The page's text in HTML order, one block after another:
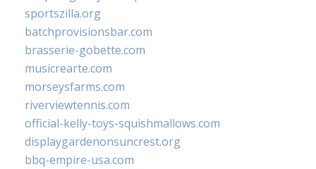
sportszilla.org
batchprovisionsbar.com
brasserie-gobette.com
musicrearte.com
morseysfarms.com
riverviewtennis.com
official-kelly-toys-squishmallows.com
displaygardenonsuncrest.org
bbq-empire-usa.com